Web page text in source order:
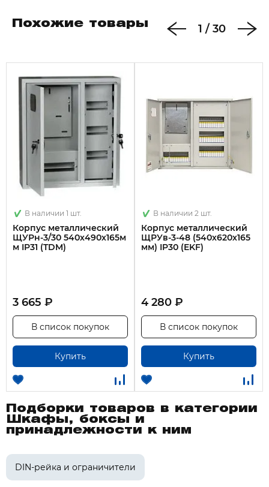
Похожие товары 1 / 30
В наличии 1 шт.
Корпус металлический
ЩУРн-3/30 540х490х165м
м IP31 (TDM)
3 665 ₽
Купить
В список покупок
В наличии 2 шт.
Корпус металлический
ЩРУв-3-48 (540х620х165
мм) IP30 (EKF)
4 280 ₽
Купить
В список покупок
Подборки товаров в категории
Шкафы, боксы и
принадлежности к ним
DIN-рейка и ограничители